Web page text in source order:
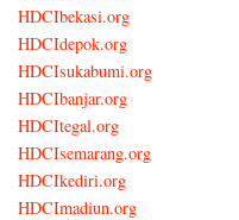
HDCIbekasi.org
HDCIdepok.org
HDCIsukabumi.org
HDCIbanjar.org
HDCItegal.org
HDCIsemarang.org
HDCIkediri.org
HDCImadiun.org